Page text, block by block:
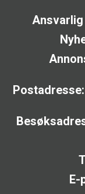
Postadresse:
E-